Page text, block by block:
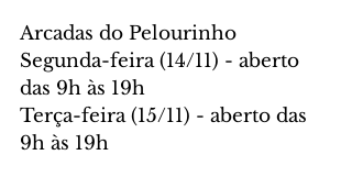
Arcadas do Pelourinho
Segunda-feira (14/11) - aberto
das 9h às 19h
Terça-feira (15/11) - aberto das
9h às 19h